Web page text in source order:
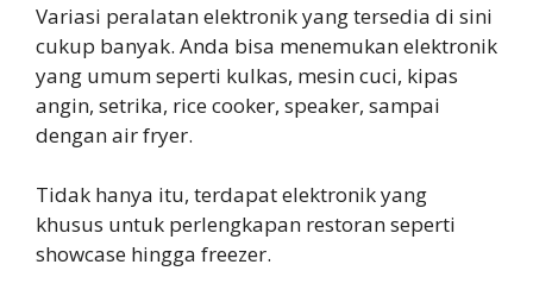
Variasi peralatan elektronik yang tersedia di sini
cukup banyak. Anda bisa menemukan elektronik
yang umum seperti kulkas, mesin cuci, kipas
angin, setrika, rice cooker, speaker, sampai
dengan air fryer.
Tidak hanya itu, terdapat elektronik yang
khusus untuk perlengkapan restoran seperti
showcase hingga freezer.